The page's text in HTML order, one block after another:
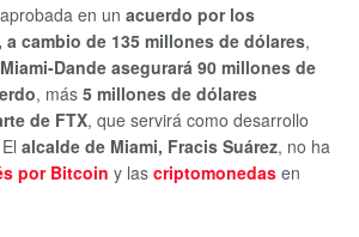
en un acuerdo por los
cambio de 135 millones de dólares,
Dande asegurará 90 millones de
, más 5 millones de dólares
de FTX, que servirá como desarrollo
alcalde de Miami, Fracis Suárez, no ha
por Bitcoin y las criptomonedas en